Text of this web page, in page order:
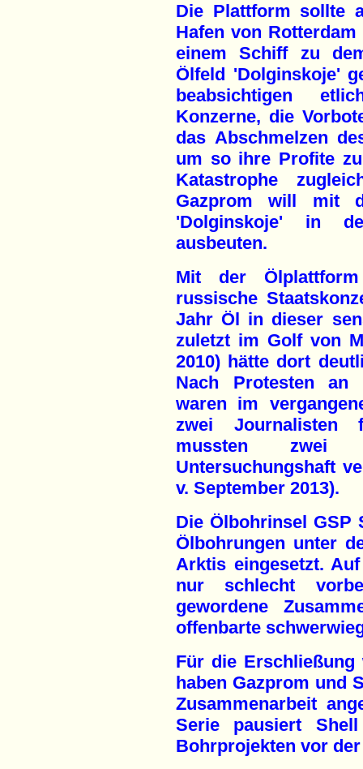
Die Plattform sollte
Hafen von
einem Schiff zu
Ölfeld 'Dolginskoje'
beabsichtigen
Konzerne, die
das Abschmelzen
um so ihre Profite
Katastrophe
Gazprom will mit
'Dolginskoje' in
ausbeuten.
Mit der
russische
Jahr Öl in dieser
zuletzt im Golf von
2010) hätte dort
Nach Protesten an
waren im
zwei Journalisten
mussten zwei
Untersuchungshaft
v. September 2013).
Die Ölbohrinsel
Ölbohrungen unter
Arktis eingesetzt.
nur schlecht
gewordene
offenbarte
Für die
haben Gazprom und
Zusammenarbeit
Serie pausiert
Bohrprojekten vor